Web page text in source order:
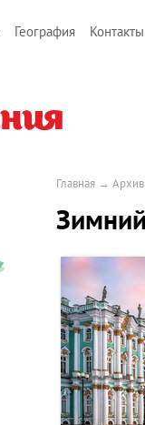
География Контакты
Главная →